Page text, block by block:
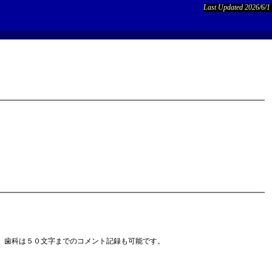
Last Updated 2026/6/1
科は５０文字までのコメント記録も可能です。